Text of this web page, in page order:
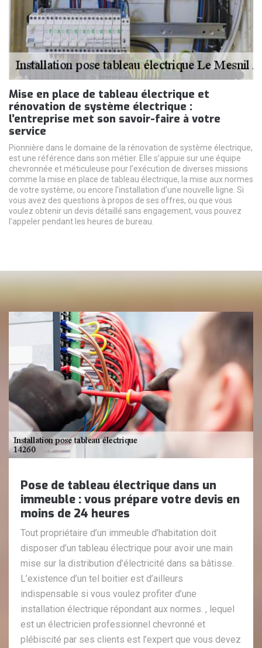
Mise en place de tableau électrique et
rénovation de système électrique :
l’entreprise met son savoir-faire à votre
service
Pionnière dans le domaine de la rénovation de système électrique,
est une référence dans son métier. Elle s’appuie sur une équipe
chevronnée et méticuleuse pour l’exécution de diverses missions
comme la mise en place de tableau électrique, la mise aux normes
de votre système, ou encore l’installation d’une nouvelle ligne. Si
vous avez des questions à propos de ses offres, ou que vous
voulez obtenir un devis détaillé sans engagement, vous pouvez
l’appeler pendant les heures de bureau.
Pose de tableau électrique dans un
immeuble : vous prépare votre devis en
moins de 24 heures
Tout propriétaire d’un immeuble d’habitation doit
disposer d’un tableau électrique pour avoir une main
mise sur la distribution d’électricité dans sa bâtisse.
L’existence d’un tel boitier est d’ailleurs
indispensable si vous voulez profiter d’une
installation électrique répondant aux normes. , lequel
est un électricien professionnel chevronné et
plébiscité par ses clients est l’expert que vous devez